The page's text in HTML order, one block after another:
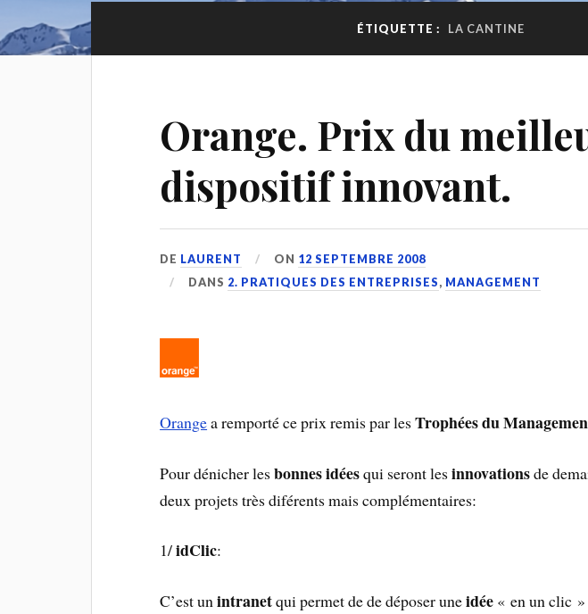
ÉTIQUETTE : LA CANTINE
Orange. Prix du
dispositif innovant.
DE LAURENT ON 12 SEPTEMBRE 2008
DANS 2. PRATIQUES DES ENTREPRISES, MANAGEMENT
Orangea remporté ce prix remis par lesTrophées du
Pour dénicher lesbonnes idéesqui seront lesinnovationsde
deux projets très diférents mais complémentaires:
1/idClic:
C’est unintranetqui permet de de déposer uneidée « en un clic